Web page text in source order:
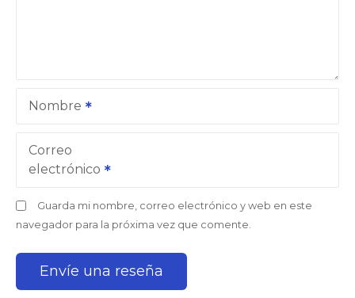
Nombre
Correo
electrónico
Guarda mi nombre, correo electrónico y web en este
navegador para la próxima vez que comente.